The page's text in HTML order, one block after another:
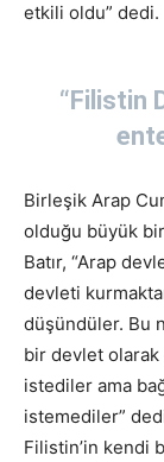
etkili oldu” dedi.
“Filistin
Birleşik Arap
olduğu büyük
Batır, “Arap
devleti
düşündüler. Bu
bir devlet
istediler ama
istemediler”
Filistin’in kendi